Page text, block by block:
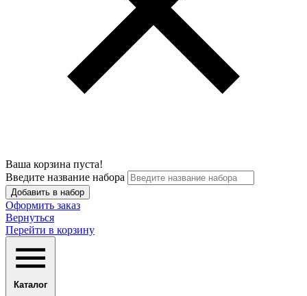
Ваша корзина пуста!
Введите название набора
Добавить в набор
Оформить заказ
Вернуться
Перейти в корзину
Каталог